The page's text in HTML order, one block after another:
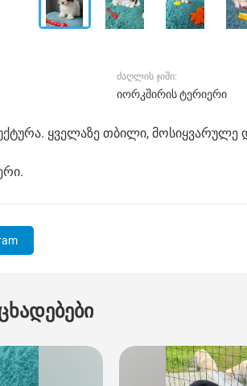
ძაღლის ჯიში:
იორკშირის ტერიერი
ყველაზე თბილი,